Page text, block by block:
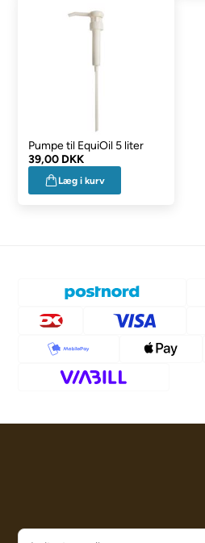
Pumpe til EquiOil 5 liter
39,00 DKK
Læg i kurv